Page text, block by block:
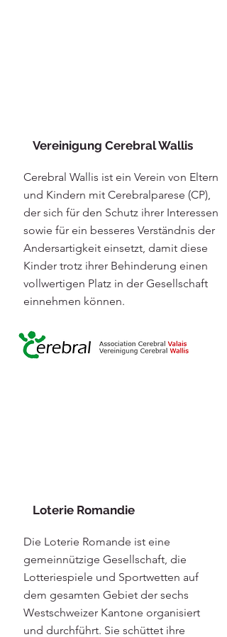
Vereinigung Cerebral Wallis
Cerebral Wallis ist ein Verein von Eltern
und Kindern mit Cerebralparese (CP),
der sich für den Schutz ihrer Interessen
sowie für ein besseres Verständnis der
Andersartigkeit einsetzt, damit diese
Kinder trotz ihrer Behinderung einen
vollwertigen Platz in der Gesellschaft
einnehmen können.
Loterie Romandie
Die Loterie Romande ist eine
gemeinnützige Gesellschaft, die
Lotteriespiele und Sportwetten auf
dem gesamten Gebiet der sechs
Westschweizer Kantone organisiert
und durchführt. Sie schüttet ihre